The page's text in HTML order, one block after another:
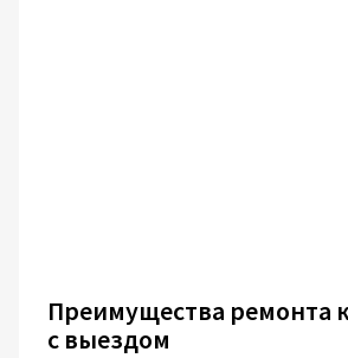
Преимущества ремонта
с выездом